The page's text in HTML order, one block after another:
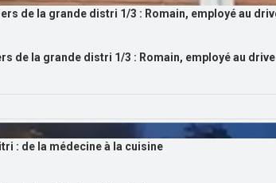
de la grande distri 1/3 : Romain, employé au drive